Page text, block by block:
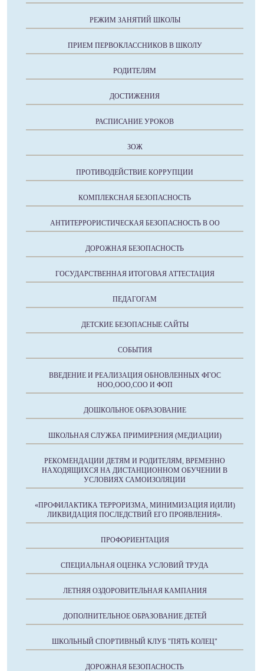
РЕЖИМ ЗАНЯТИЙ ШКОЛЫ
ПРИЕМ ПЕРВОКЛАССНИКОВ В ШКОЛУ
РОДИТЕЛЯМ
ДОСТИЖЕНИЯ
РАСПИСАНИЕ УРОКОВ
ЗОЖ
ПРОТИВОДЕЙСТВИЕ КОРРУПЦИИ
КОМПЛЕКСНАЯ БЕЗОПАСНОСТЬ
АНТИТЕРРОРИСТИЧЕСКАЯ БЕЗОПАСНОСТЬ В ОО
ДОРОЖНАЯ БЕЗОПАСНОСТЬ
ГОСУДАРСТВЕННАЯ ИТОГОВАЯ АТТЕСТАЦИЯ
ПЕДАГОГАМ
ДЕТСКИЕ БЕЗОПАСНЫЕ САЙТЫ
СОБЫТИЯ
ВВЕДЕНИЕ И РЕАЛИЗАЦИЯ ОБНОВЛЕННЫХ ФГОС
НОО,ООО,СОО И ФОП
ДОШКОЛЬНОЕ ОБРАЗОВАНИЕ
ШКОЛЬНАЯ СЛУЖБА ПРИМИРЕНИЯ (МЕДИАЦИИ)
РЕКОМЕНДАЦИИ ДЕТЯМ И РОДИТЕЛЯМ, ВРЕМЕННО
НАХОДЯЩИХСЯ НА ДИСТАНЦИОННОМ ОБУЧЕНИИ В
УСЛОВИЯХ САМОИЗОЛЯЦИИ
«ПРОФИЛАКТИКА ТЕРРОРИЗМА, МИНИМИЗАЦИЯ И(ИЛИ)
ЛИКВИДАЦИЯ ПОСЛЕДСТВИЙ ЕГО ПРОЯВЛЕНИЯ».
ПРОФОРИЕНТАЦИЯ
СПЕЦИАЛЬНАЯ ОЦЕНКА УСЛОВИЙ ТРУДА
ЛЕТНЯЯ ОЗДОРОВИТЕЛЬНАЯ КАМПАНИЯ
ДОПОЛНИТЕЛЬНОЕ ОБРАЗОВАНИЕ ДЕТЕЙ
ШКОЛЬНЫЙ СПОРТИВНЫЙ КЛУБ "ПЯТЬ КОЛЕЦ"
ДОРОЖНАЯ БЕЗОПАСНОСТЬ